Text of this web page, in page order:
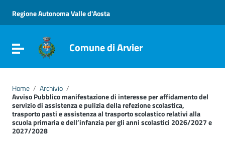
Go to the navigation menu
Go to the footer
Regione Autonoma Valle d'Aosta
Toggle navigationComune di Arvier
Home / Archivio /
Avviso Pubblico manifestazione di interesse per affidamento del
servizio di assistenza e pulizia della refezione scolastica,
trasporto pasti e assistenza al trasporto scolastico relativi alla
scuola primaria e dell’infanzia per gli anni scolastici 2026/2027 e
2027/2028